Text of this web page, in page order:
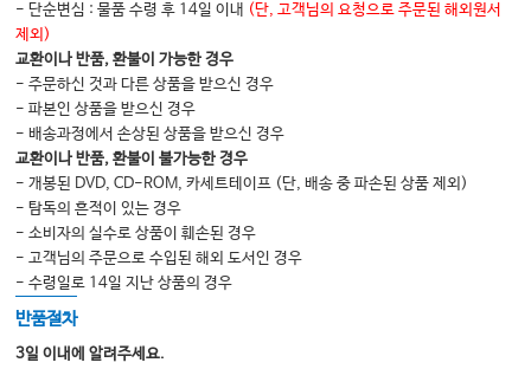
장폐색 306
개요 306 / 원인 306 / 진단 306 / 처치 307 / 침치료 307 / 한약 치료 308
우울증 309
개요 309 / 원인 309 / 평가 309 / 처치 310 / 통합의학적 접근 310 / 한약 치
료 310
불면 312
배경 312 / 원인 312 / 처치 312 / 통합의학적 접근 314 / 한약 치료 315 / 비
훈요법 315
구강점막염 317
개요 317 / 원인 317 / 처치 317 / 통합의학적 접근 318 / 한약 치료 318
구강건조증 320
- 단순변심 : 물품 수령 후 14일 이내 (단, 고객님의 요청으로 주문된 해외원서
제외)
교환이나 반품, 환불이 가능한 경우
- 주문하신 것과 다른 상품을 받으신 경우
- 파본인 상품을 받으신 경우
- 배송과정에서 손상된 상품을 받으신 경우
교환이나 반품, 환불이 불가능한 경우
- 개봉된 DVD, CD-ROM, 카세트테이프 (단, 배송 중 파손된 상품 제외)
- 탐독의 흔적이 있는 경우
- 소비자의 실수로 상품이 훼손된 경우
- 고객님의 주문으로 수입된 해외 도서인 경우
- 수령일로 14일 지난 상품의 경우
반품절차
3일 이내에 알려주세요.